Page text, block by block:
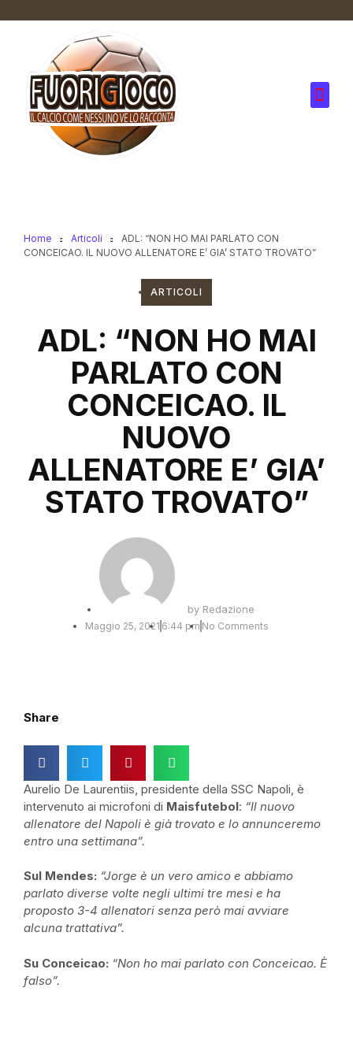
Home Articoli
ADL: “NON HO MAI PARLATO CON
CONCEICAO. IL NUOVO ALLENATORE E’ GIA’ STATO TROVATO”
ARTICOLI
ADL: “NON HO MAI
PARLATO CON
CONCEICAO. IL
NUOVO
ALLENATORE E’ GIA’
STATO TROVATO”
byRedazione
Maggio 25, 2021 6:44 pm No Comments
Share
Aurelio De Laurentiis, presidente della SSC Napoli, è
intervenuto ai microfoni di Maisfutebol: “Il nuovo
allenatore del Napoli è già trovato e lo annunceremo
entro una settimana”.
Sul Mendes: “Jorge è un vero amico e abbiamo
parlato diverse volte negli ultimi tre mesi e ha
proposto 3-4 allenatori senza però mai avviare
alcuna trattativa”.
Su Conceicao: “Non ho mai parlato con Conceicao. È
falso”.